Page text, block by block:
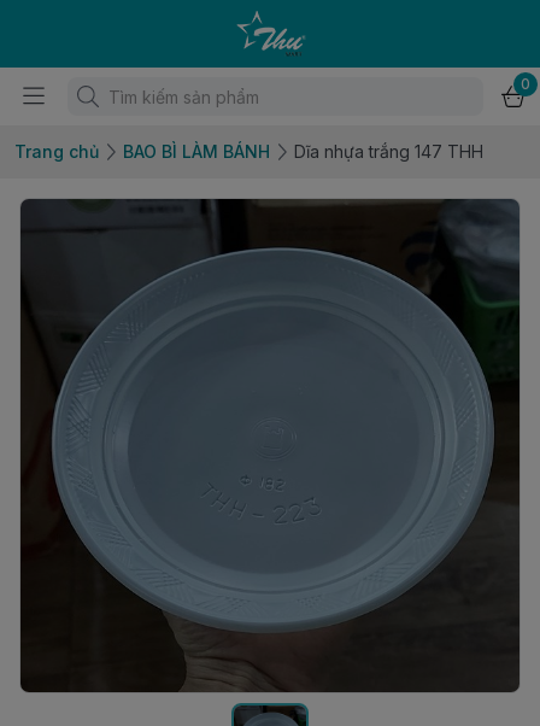
0
Trang chủ BAO BÌ LÀM BÁNH Dĩa nhựa trắng 147 THH